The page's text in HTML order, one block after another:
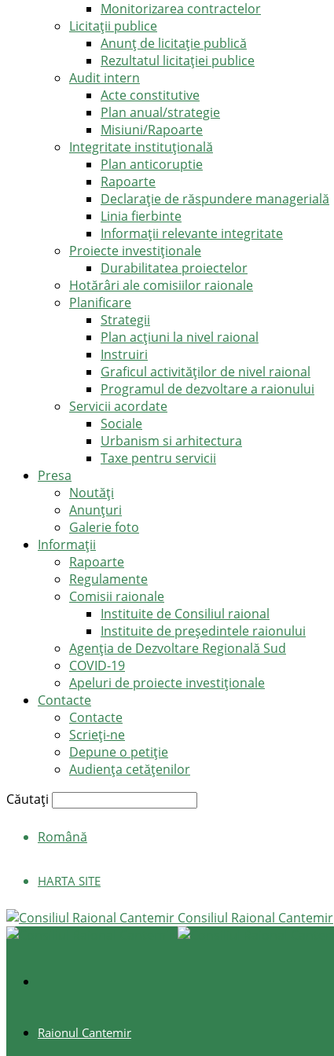
Monitorizarea contractelor
Licitații publice
Anunț de licitație publică
Rezultatul licitației publice
Audit intern
Acte constitutive
Plan anual/strategie
Misiuni/Rapoarte
Integritate instituțională
Plan anticoruptie
Rapoarte
Declarație de răspundere managerială
Linia fierbinte
Informații relevante integritate
Proiecte investiționale
Durabilitatea proiectelor
Hotărâri ale comisiilor raionale
Planificare
Strategii
Plan acțiuni la nivel raional
Instruiri
Graficul activităților de nivel raional
Programul de dezvoltare a raionului
Servicii acordate
Sociale
Urbanism si arhitectura
Taxe pentru servicii
Presa
Noutăţi
Anunţuri
Galerie foto
Informații
Rapoarte
Regulamente
Comisii raionale
Instituite de Consiliul raional
Instituite de președintele raionului
Agenția de Dezvoltare Regională Sud
COVID-19
Apeluri de proiecte investiționale
Contacte
Contacte
Scrieți-ne
Depune o petiție
Audiența cetățenilor
Căutați
Română
HARTA SITE
Consiliul Raional Cantemir
Raionul Cantemir